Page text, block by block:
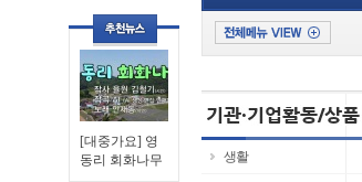
[대중가요] 영
동리 회화나무
생활